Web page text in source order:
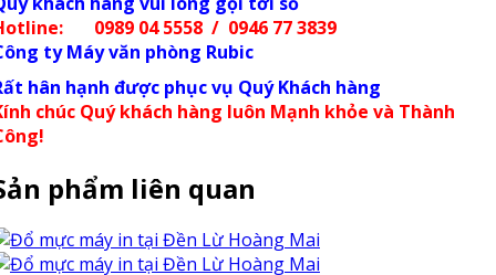
0989 04 5558 / 0946 77 3839
ty Máy văn phòng Rubic
hân hạnh được phục vụ Quý Khách hàng
chúc Quý khách hàng luôn Mạnh khỏe và Thành
phẩm liên quan